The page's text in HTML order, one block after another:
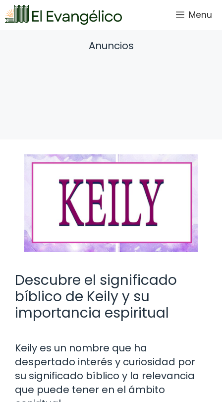
Saltar
al
Menu
Anuncios
Descubre el significado
bíblico de Keily y su
importancia espiritual
Keily es un nombre que ha
despertado interés y curiosidad por
su significado bíblico y la relevancia
que puede tener en el ámbito